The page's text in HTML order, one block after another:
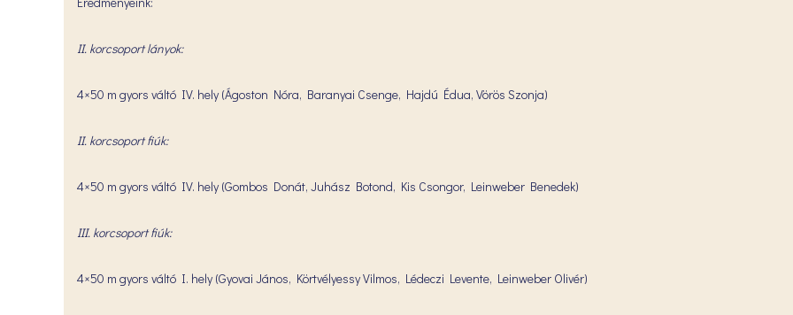
II. korcsoport lányok:
4×50 m gyors váltó IV. hely (Ágoston Nóra, Baranyai Csenge, Hajdú Édua, Vörös Szonja)
II. korcsoport fiúk:
4×50 m gyors váltó IV. hely (Gombos Donát, Juhász Botond, Kis Csongor, Leinweber Benedek)
III. korcsoport fiúk:
4×50 m gyors váltó I. hely (Gyovai János, Körtvélyessy Vilmos, Lédeczi Levente, Leinweber Olivér)